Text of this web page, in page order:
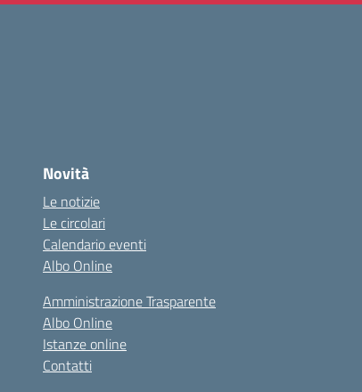
Novità
Le notizie
Le circolari
Calendario eventi
Albo Online
Amministrazione Trasparente
Albo Online
Istanze online
Contatti